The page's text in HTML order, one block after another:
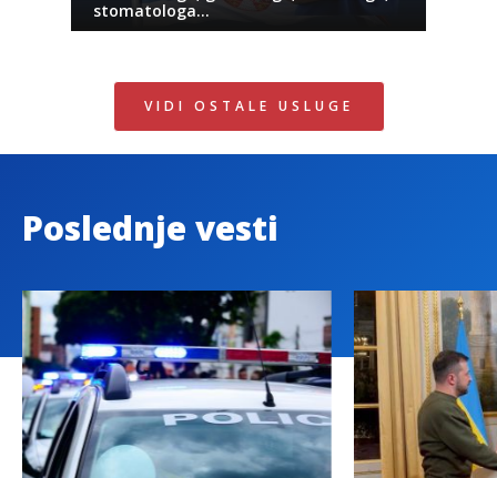
stomatologa…
VIDI OSTALE USLUGE
Poslednje vesti